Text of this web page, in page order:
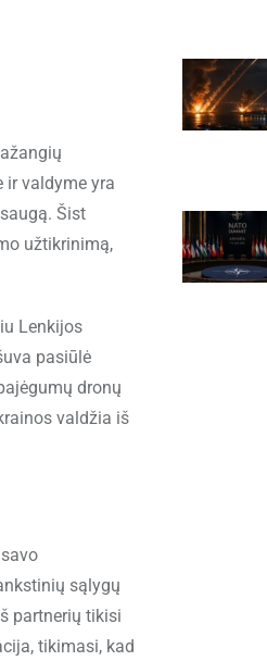
valdyme yra
Šist
užtikrinimą,
Lenkijos
pasiūlė
dronų
valdžia iš
sąlygų
partnerių tikisi
tikimasi, kad